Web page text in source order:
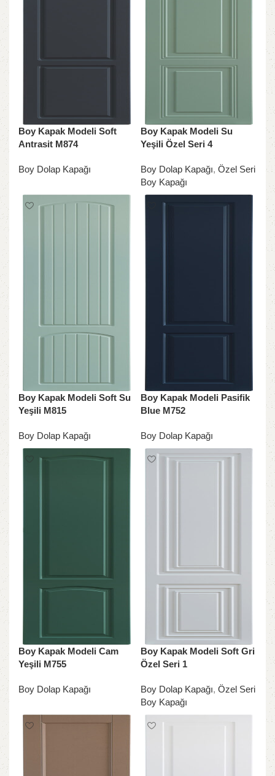
Boy Kapak Modeli Soft
Antrasit M874
Boy Dolap Kapağı
Boy Kapak Modeli Su
Yeşili Özel Seri 4
Boy Dolap Kapağı, Özel Seri
Boy Kapağı
Boy Kapak Modeli Soft Su
Yeşili M815
Boy Dolap Kapağı
Boy Kapak Modeli Pasifik
Blue M752
Boy Dolap Kapağı
Boy Kapak Modeli Cam
Yeşili M755
Boy Dolap Kapağı
Boy Kapak Modeli Soft Gri
Özel Seri 1
Boy Dolap Kapağı, Özel Seri
Boy Kapağı